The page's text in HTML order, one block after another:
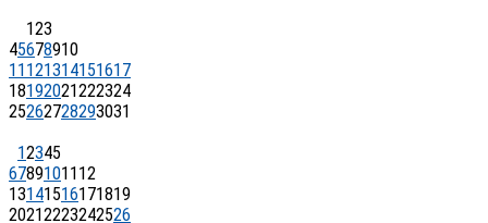
123
45678910
11 121314151617
18192021222324
25262728293031
12345
67891011 12
13141516171819
20212223242526